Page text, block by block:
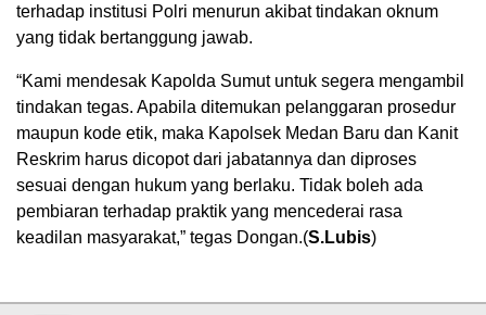
terhadap institusi Polri menurun akibat tindakan oknum
yang tidak bertanggung jawab.
“Kami mendesak Kapolda Sumut untuk segera mengambil
tindakan tegas. Apabila ditemukan pelanggaran prosedur
maupun kode etik, maka Kapolsek Medan Baru dan Kanit
Reskrim harus dicopot dari jabatannya dan diproses
sesuai dengan hukum yang berlaku. Tidak boleh ada
pembiaran terhadap praktik yang mencederai rasa
keadilan masyarakat,” tegas Dongan.(S.Lubis)